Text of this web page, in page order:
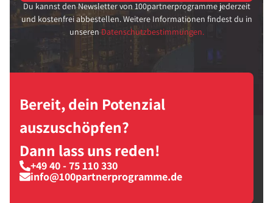
Du kannst den Newsletter von 100partnerprogramme jederzeit
und kostenfrei abbestellen. Weitere Informationen findest du in
unseren Datenschutzbestimmungen.
Bereit, dein Potenzial
auszuschöpfen?
Dann lass uns reden!
+49 40 - 75 110 330
info@100partnerprogramme.de